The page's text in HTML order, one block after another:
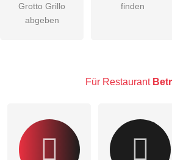
Die Datenschutzerklärung habe ich zur
Besucher sichtbar.
Grotto Grillo
abgeben
finden
Für Restaurant